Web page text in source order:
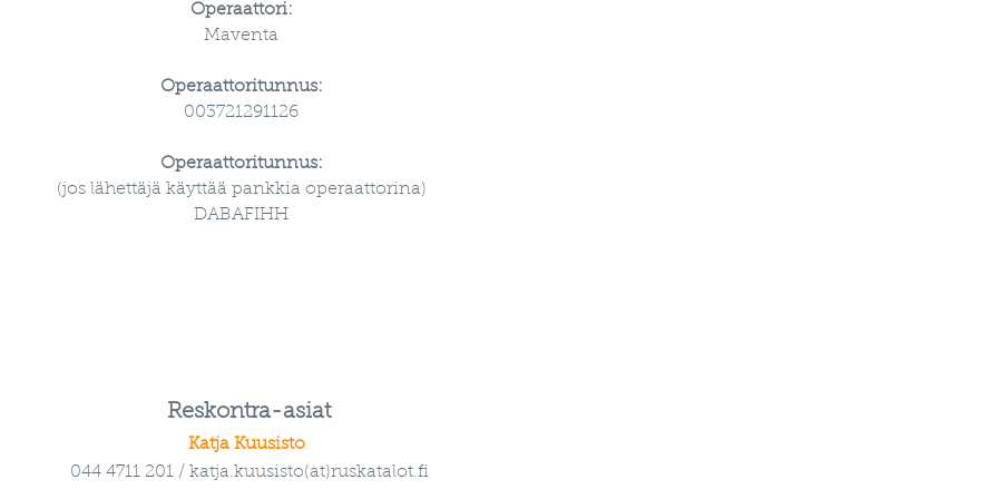
Operaattori:
Maventa
Operaattoritunnus:
003721291126
Operaattoritunnus:
(jos lähettäjä käyttää pankkia operaattorina)
DABAFIHH
Reskontra-asiat
Katja Kuusisto
044 4711 201 / katja.kuusisto(at)ruskatalot.fi